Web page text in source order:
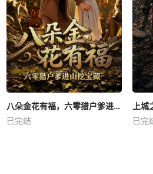
八朵金花有福，六零猎户爹进山挖宝藏
已完结
上城
已完